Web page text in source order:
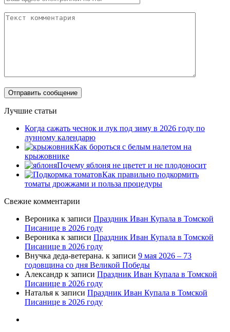
Лучшие статьи
Когда сажать чеснок и лук под зиму в 2026 году по
лунному календарю
Как бороться с белым налетом на
крыжовнике
Почему яблоня не цветет и не плодоносит
Как правильно подкормить
томаты дрожжами и польза процедуры
Свежие комментарии
Вероника к записи Праздник Иван Купала в Томской
Писанице в 2026 году
Вероника к записи Праздник Иван Купала в Томской
Писанице в 2026 году
Внучка деда-ветерана. к записи 9 мая 2026 – 73
годовщина со дня Великой Победы
Александр к записи Праздник Иван Купала в Томской
Писанице в 2026 году
Наталья к записи Праздник Иван Купала в Томской
Писанице в 2026 году